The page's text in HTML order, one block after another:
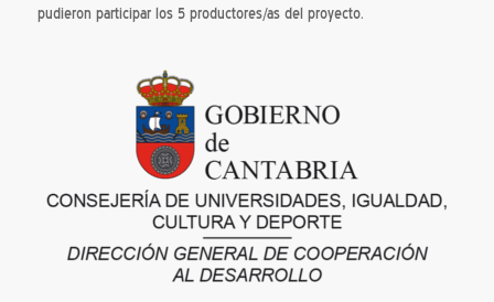
pudieron participar los 5 productores/as del proyecto.